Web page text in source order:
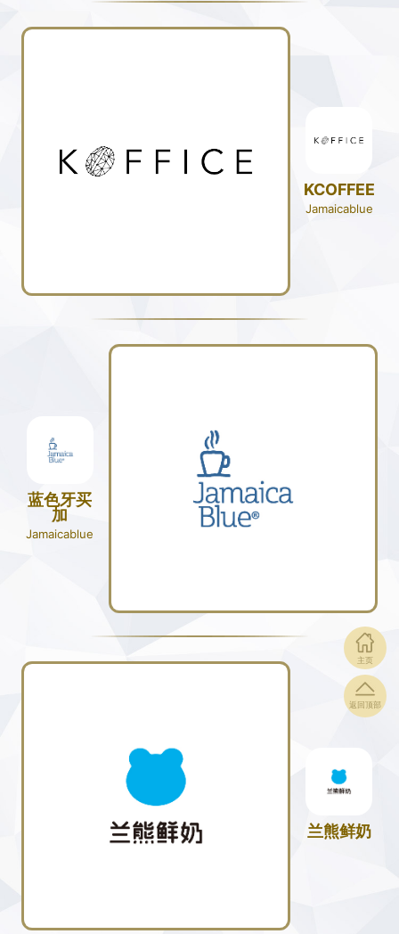
KCOFFEE
Jamaicablue
蓝色牙买
加
Jamaicablue
兰熊鲜奶
主页
返回顶部